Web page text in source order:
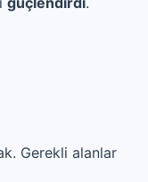
Gerekli alanlar